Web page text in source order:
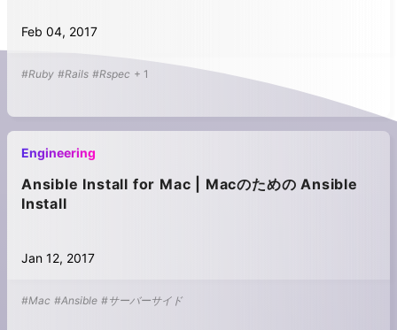
Feb 04, 2017
#Ruby #Rails #Rspec + 1
Engineering
Ansible Install for Mac | Macのための Ansible
Install
Jan 12, 2017
#Mac #Ansible #サーバーサイド